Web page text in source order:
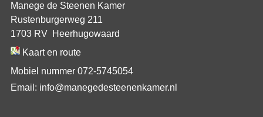
Manege de Steenen Kamer
Rustenburgerweg 211
1703 RV Heerhugowaard
Kaart en route
Mobiel nummer 072-5745054
Email: info@manegedesteenenkamer.nl